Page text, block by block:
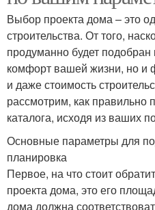
Выбор проекта дома – это
строительства. От того,
продуманно будет подобран
комфорт вашей жизни, но и
и даже стоимость
рассмотрим, как правильно
каталога, исходя из ваших
Основные параметры для
планировка
Первое, на что стоит
проекта дома, это его
дома должна